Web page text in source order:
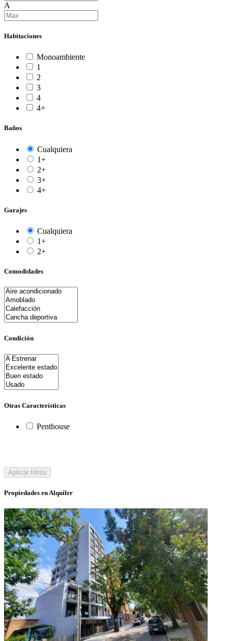
A
Habitaciones
Monoambiente
1
2
3
4
4+
Baños
Cualquiera
1+
2+
3+
4+
Garajes
Cualquiera
1+
2+
Comodidades
Condición
Otras Características
Penthouse
Aplicar filtros
Propiedades en Alquiler